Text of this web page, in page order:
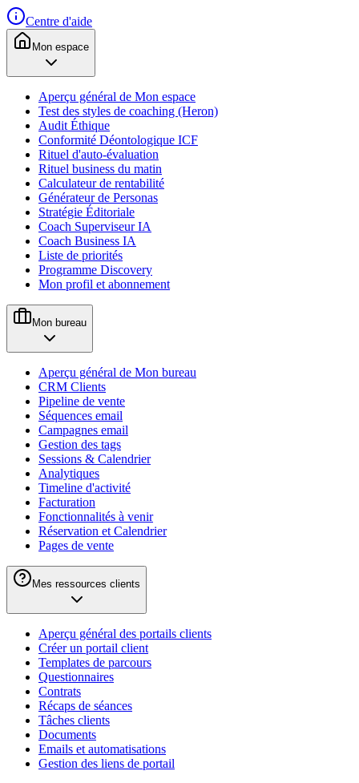
Centre d'aide
Mon espace
Aperçu général de Mon espace
Test des styles de coaching (Heron)
Audit Éthique
Conformité Déontologique ICF
Rituel d'auto-évaluation
Rituel business du matin
Calculateur de rentabilité
Générateur de Personas
Stratégie Éditoriale
Coach Superviseur IA
Coach Business IA
Liste de priorités
Programme Discovery
Mon profil et abonnement
Mon bureau
Aperçu général de Mon bureau
CRM Clients
Pipeline de vente
Séquences email
Campagnes email
Gestion des tags
Sessions & Calendrier
Analytiques
Timeline d'activité
Facturation
Fonctionnalités à venir
Réservation et Calendrier
Pages de vente
Mes ressources clients
Aperçu général des portails clients
Créer un portail client
Templates de parcours
Questionnaires
Contrats
Récaps de séances
Tâches clients
Documents
Emails et automatisations
Gestion des liens de portail